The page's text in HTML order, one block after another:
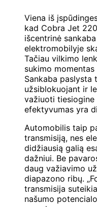
Viena iš
kad Cobra Jet
išcentrinė
elektromobilyje
Tačiau vilkimo
sukimo
Sankaba paslysta
užsiblokuojant ir
važiuoti tiesiogine
efektyvumas yra
Automobilis taip
transmisiją, nes
didžiausią galią
dažniui. Be
daug važiavimo
diapazono ribų.
transmisija
našumo